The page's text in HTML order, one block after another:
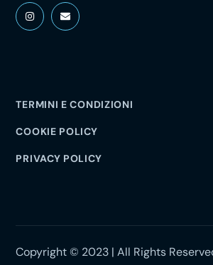
TERMINI E CONDIZIONI
COOKIE POLICY
PRIVACY POLICY
Copyright © 2023 | All Rights